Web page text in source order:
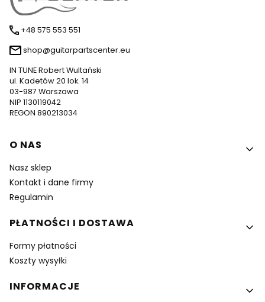
+48 575 553 551
shop@guitarpartscenter.eu
IN TUNE Robert Wultański
ul. Kadetów 20 lok. 14
03-987 Warszawa
NIP 1130119042
REGON 890213034
Linki w stopce
O NAS
Nasz sklep
Kontakt i dane firmy
Regulamin
PŁATNOŚCI I DOSTAWA
Formy płatności
Koszty wysyłki
INFORMACJE